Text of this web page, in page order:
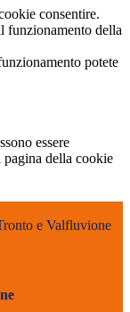
consentire.
funzionamento della
potete
essere
della cookie
e Valfluvione